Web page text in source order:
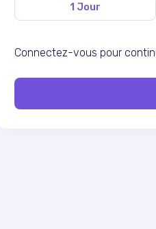
1 Jour
Connectez-vous pour